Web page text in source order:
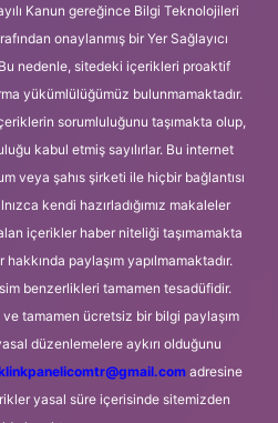
Kanun gereğince Bilgi Teknolojileri
onaylanmış bir Yer Sağlayıcı
nedenle, sitedeki içerikleri proaktif
yükümlülüğümüz bulunmamaktadır.
sorumluluğunu taşımakta olup,
kabul etmiş sayılırlar. Bu internet
veya şahıs şirketi ile hiçbir bağlantısı
kendi hazırladığımız makaleler
içerikler haber niteliği taşımamakta
paylaşım yapılmamaktadır.
benzerlikleri tamamen tesadüfidir.
tamamen ücretsiz bir bilgi paylaşım
düzenlemelere aykırı olduğunu
adresine
yasal süre içerisinde sitemizden